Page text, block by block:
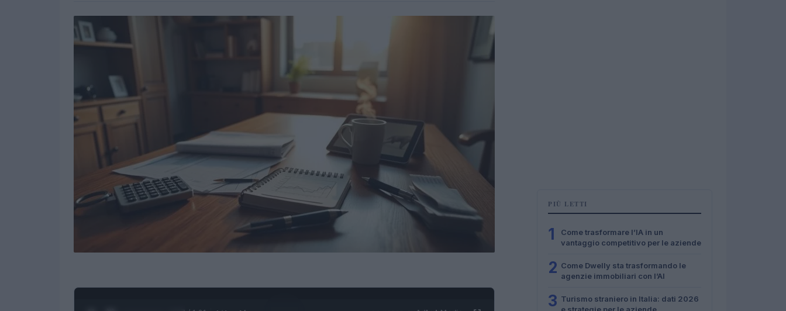
PIÙ LETTI
1
Come trasformare l’IA in un
vantaggio competitivo per le aziende
2 Come Dwelly sta trasformando le
agenzie immobiliari con l’AI
3 Turismo straniero in Italia: dati 2026